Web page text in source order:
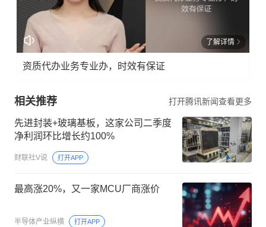
了解详情
资质代办业务专业办，时效有保证
相关推荐 打开腾讯新闻查看更多
先进封装+玻璃基板，这家公司二季度
净利润环比增长约100%
财联社V说 打开APP
最高涨20%，又一家MCU厂商涨价
半导体产业纵横 打开APP